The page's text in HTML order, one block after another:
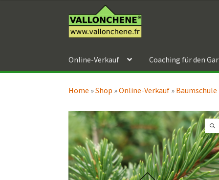
Navigation
springen
Inhalt
springen
Online-Verkauf Coaching für den
Home »Shop »Online-Verkauf » Baumschule